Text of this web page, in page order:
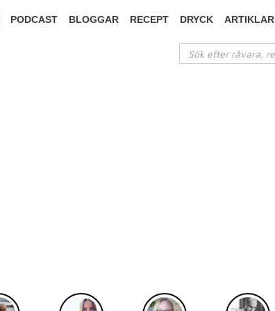
PODCAST BLOGGAR RECEPT DRYCK ARTIKLAR